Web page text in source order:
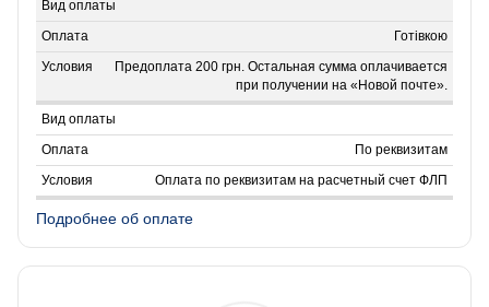
Готівкою
Предоплата 200 грн. Остальная сумма оплачивается
при получении на «Новой почте».
По реквизитам
Оплата по реквизитам на расчетный счет ФЛП
Подробнее об оплате